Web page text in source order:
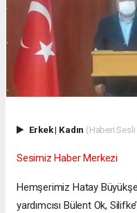
Erkek| Kadın (Haberi
Sesimiz Haber Merkezi
Hemşerimiz Hatay
yardımcısı Bülent Ok,